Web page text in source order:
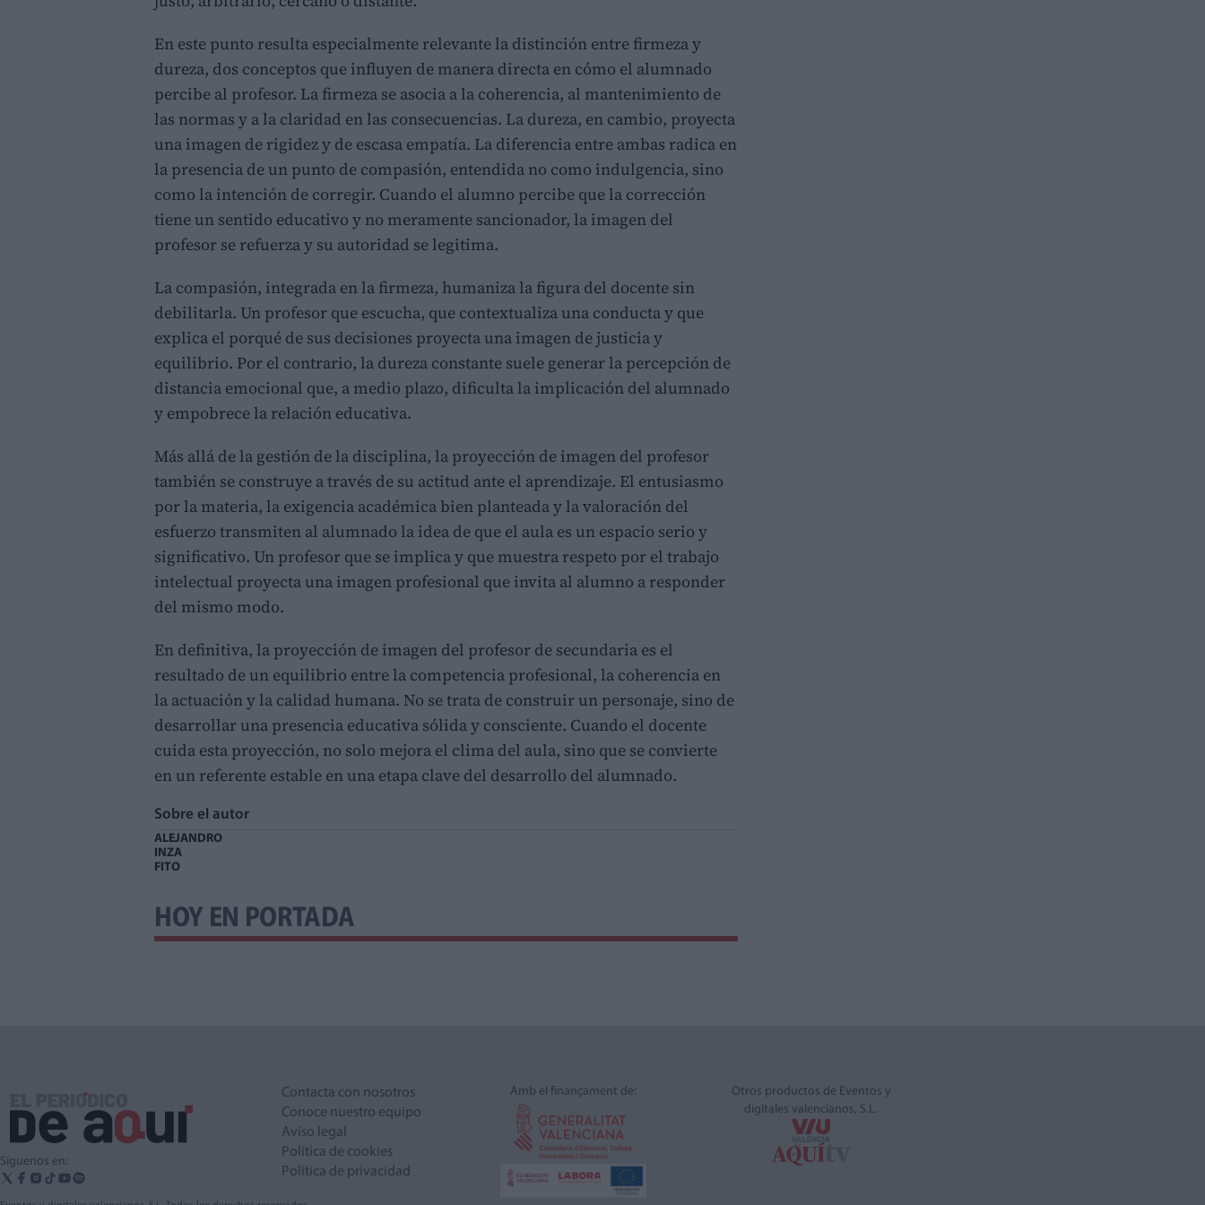
En este punto resulta especialmente relevante la distinción entre firmeza y
dureza, dos conceptos que influyen de manera directa en cómo el alumnado
percibe al profesor. La firmeza se asocia a la coherencia, al mantenimiento de
las normas y a la claridad en las consecuencias. La dureza, en cambio, proyecta
una imagen de rigidez y de escasa empatía. La diferencia entre ambas radica en
la presencia de un punto de compasión, entendida no como indulgencia, sino
como la intención de corregir. Cuando el alumno percibe que la corrección
tiene un sentido educativo y no meramente sancionador, la imagen del
profesor se refuerza y su autoridad se legitima.
La compasión, integrada en la firmeza, humaniza la figura del docente sin
debilitarla. Un profesor que escucha, que contextualiza una conducta y que
explica el porqué de sus decisiones proyecta una imagen de justicia y
equilibrio. Por el contrario, la dureza constante suele generar la percepción de
distancia emocional que, a medio plazo, dificulta la implicación del alumnado
y empobrece la relación educativa.
Más allá de la gestión de la disciplina, la proyección de imagen del profesor
también se construye a través de su actitud ante el aprendizaje. El entusiasmo
por la materia, la exigencia académica bien planteada y la valoración del
esfuerzo transmiten al alumnado la idea de que el aula es un espacio serio y
significativo. Un profesor que se implica y que muestra respeto por el trabajo
intelectual proyecta una imagen profesional que invita al alumno a responder
del mismo modo.
En definitiva, la proyección de imagen del profesor de secundaria es el
resultado de un equilibrio entre la competencia profesional, la coherencia en
la actuación y la calidad humana. No se trata de construir un personaje, sino de
desarrollar una presencia educativa sólida y consciente. Cuando el docente
cuida esta proyección, no solo mejora el clima del aula, sino que se convierte
en un referente estable en una etapa clave del desarrollo del alumnado.
Sobre el autor
ALEJANDRO
INZA
FITO
HOY EN PORTADA
Síguenos en:
Contacta con nosotros
Conoce nuestro equipo
Aviso legal
Política de cookies
Política de privacidad
Amb el finançament de:
Otros productos de Eventos y
digitales valencianos, S.L.